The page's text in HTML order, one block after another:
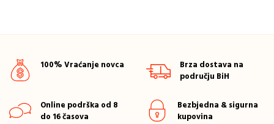
100% Vraćanje novca
Brza dostava na
području BiH
Online podrška od 8
do 16 časova
Bezbjedna & sigurna
kupovina